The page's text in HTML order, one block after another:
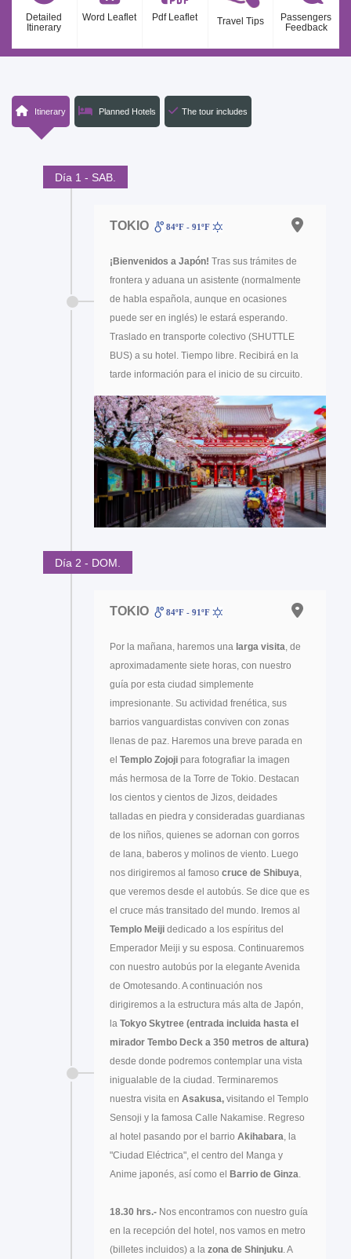
Detailed
Itinerary
Word Leaflet Pdf Leaflet Travel Tips
Passengers
Feedback
Itinerary Planned Hotels The tour includes
Día 1 - SAB.
TOKIO 84ºF - 91ºF
¡Bienvenidos a Japón! Tras sus trámites de
frontera y aduana un asistente (normalmente
de habla española, aunque en ocasiones
puede ser en inglés) le estará esperando.
Traslado en transporte colectivo (SHUTTLE
BUS) a su hotel. Tiempo libre. Recibirá en la
tarde información para el inicio de su circuito.
Día 2 - DOM.
TOKIO 84ºF - 91ºF
Por la mañana, haremos una larga visita, de
aproximadamente siete horas, con nuestro
guía por esta ciudad simplemente
impresionante. Su actividad frenética, sus
barrios vanguardistas conviven con zonas
llenas de paz. Haremos una breve parada en
el Templo Zojoji para fotografiar la imagen
más hermosa de la Torre de Tokio. Destacan
los cientos y cientos de Jizos, deidades
talladas en piedra y consideradas guardianas
de los niños, quienes se adornan con gorros
de lana, baberos y molinos de viento. Luego
nos dirigiremos al famoso cruce de Shibuya,
que veremos desde el autobús. Se dice que es
el cruce más transitado del mundo. Iremos al
Templo Meiji dedicado a los espíritus del
Emperador Meiji y su esposa. Continuaremos
con nuestro autobús por la elegante Avenida
de Omotesando. A continuación nos
dirigiremos a la estructura más alta de Japón,
la Tokyo Skytree (entrada incluida hasta el
mirador Tembo Deck a 350 metros de altura)
desde donde podremos contemplar una vista
inigualable de la ciudad. Terminaremos
nuestra visita en Asakusa, visitando el Templo
Sensoji y la famosa Calle Nakamise. Regreso
al hotel pasando por el barrio Akihabara, la
"Ciudad Eléctrica", el centro del Manga y
Anime japonés, así como el
Barrio de Ginza.
18.30 hrs.- Nos encontramos con nuestro guía
en la recepción del hotel, nos vamos en metro
(billetes incluidos) a la zona de Shinjuku. A